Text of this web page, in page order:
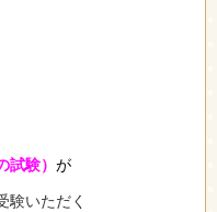
験） が
験いただく